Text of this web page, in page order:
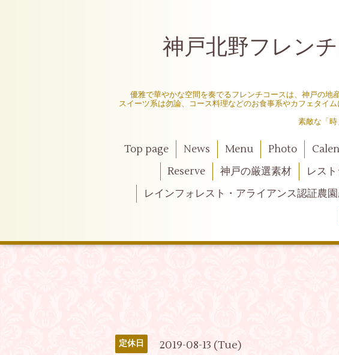
神戸北野フレン
〜シ
優雅で華やかな空間を奏でるフレンチコースは、神戸の地
スイーツ系は勿論、コース料理などのお食事系やカフェタイ
素敵な「時
Top page News Menu Photo
Reserve
神戸の厳選素材 レス
レインフォレスト・アライアンス認証農
定休日 2019-08-13 (Tue)